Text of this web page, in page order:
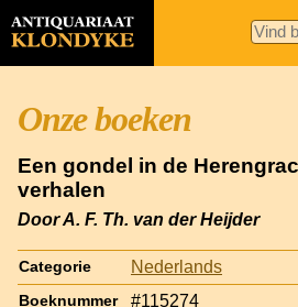
Onze boeken
Een gondel in de
verhalen
Door A. F. Th. van der Heijder
Categorie Nederlands
Boeknummer #115274